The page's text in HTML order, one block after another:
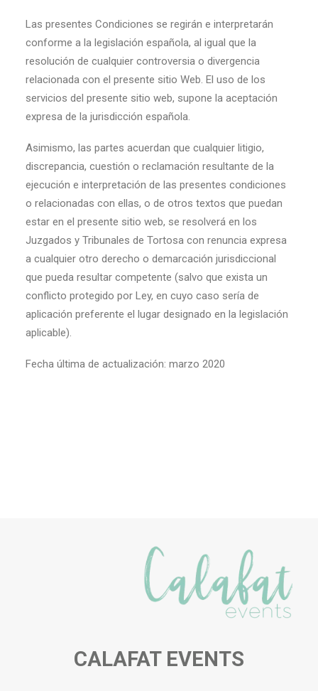
Las presentes Condiciones se regirán e interpretarán
conforme a la legislación española, al igual que la
resolución de cualquier controversia o divergencia
relacionada con el presente sitio Web. El uso de los
servicios del presente sitio web, supone la aceptación
expresa de la jurisdicción española.
Asimismo, las partes acuerdan que cualquier litigio,
discrepancia, cuestión o reclamación resultante de la
ejecución e interpretación de las presentes condiciones
o relacionadas con ellas, o de otros textos que puedan
estar en el presente sitio web, se resolverá en los
Juzgados y Tribunales de Tortosa con renuncia expresa
a cualquier otro derecho o demarcación jurisdiccional
que pueda resultar competente (salvo que exista un
conflicto protegido por Ley, en cuyo caso sería de
aplicación preferente el lugar designado en la legislación
aplicable).
Fecha última de actualización: marzo 2020
CALAFAT EVENTS